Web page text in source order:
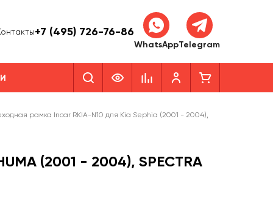
+7 (495) 726-76-86
WhatsAppTelegram
рамка Incar RKIA-N10 для Kia Sephia (2001 - 2004),
(2001 - 2004), SPECTRA